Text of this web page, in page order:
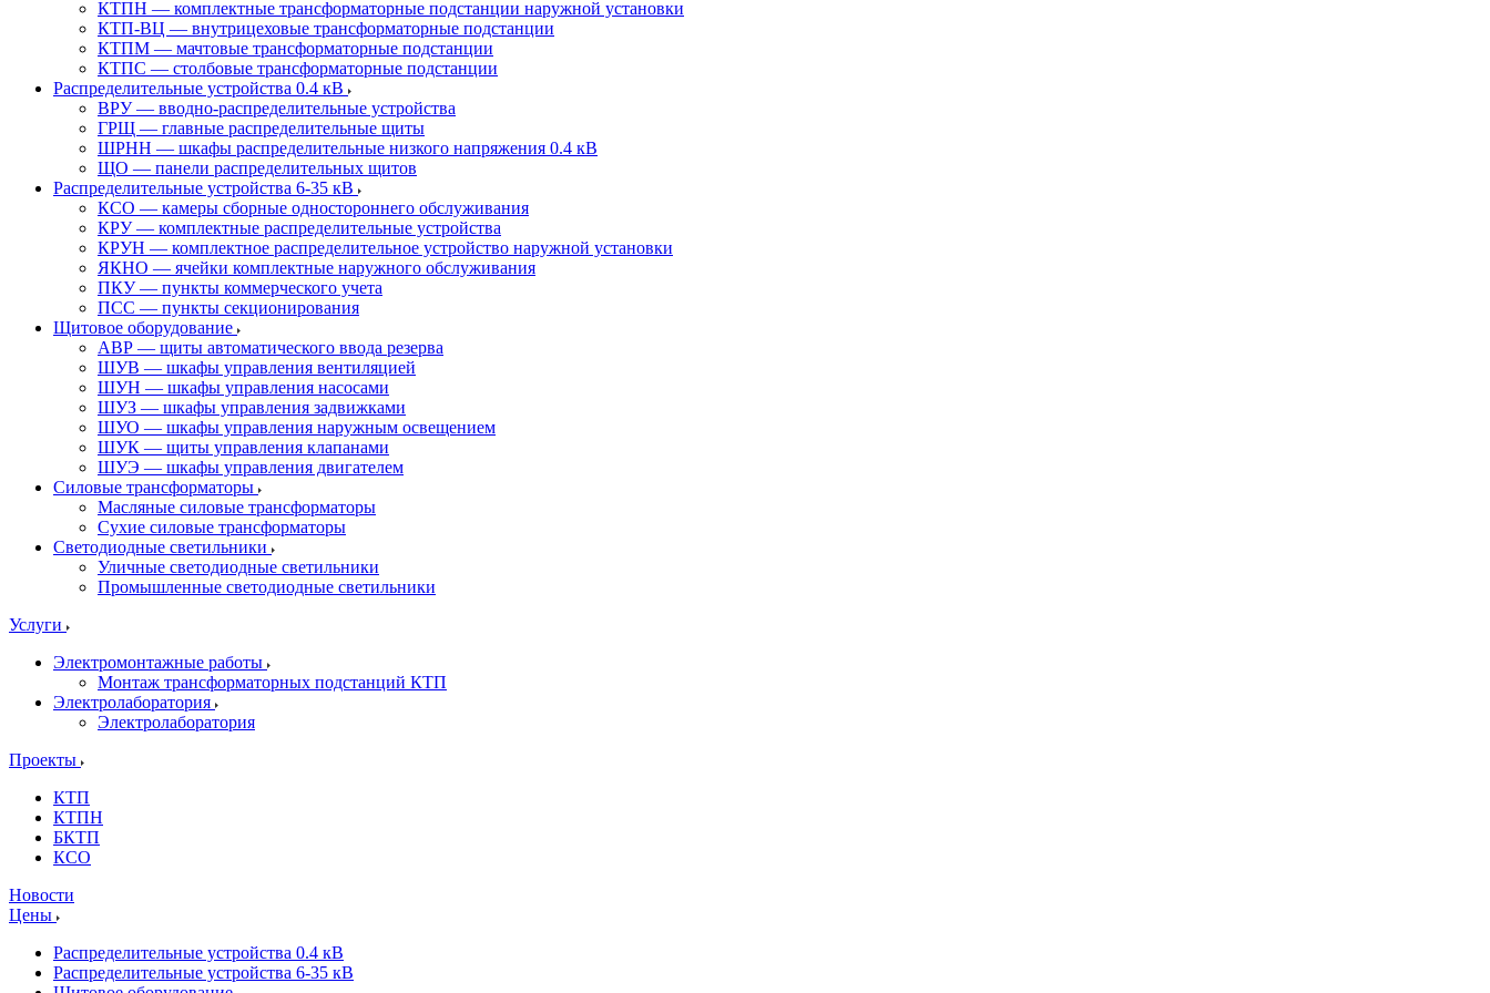
КТПН — комплектные трансформаторные подстанции наружной установки
КТП-ВЦ — внутрицеховые трансформаторные подстанции
КТПМ — мачтовые трансформаторные подстанции
КТПС — столбовые трансформаторные подстанции
Распределительные устройства 0.4 кВ
ВРУ — вводно-распределительные устройства
ГРЩ — главные распределительные щиты
ШРНН — шкафы распределительные низкого напряжения 0.4 кВ
ЩО — панели распределительных щитов
Распределительные устройства 6-35 кВ
КСО — камеры сборные одностороннего обслуживания
КРУ — комплектные распределительные устройства
КРУН — комплектное распределительное устройство наружной установки
ЯКНО — ячейки комплектные наружного обслуживания
ПКУ — пункты коммерческого учета
ПСС — пункты секционирования
Щитовое оборудование
АВР — щиты автоматического ввода резерва
ШУВ — шкафы управления вентиляцией
ШУН — шкафы управления насосами
ШУЗ — шкафы управления задвижками
ШУО — шкафы управления наружным освещением
ШУК — щиты управления клапанами
ШУЭ — шкафы управления двигателем
Силовые трансформаторы
Масляные силовые трансформаторы
Сухие силовые трансформаторы
Светодиодные светильники
Уличные светодиодные светильники
Промышленные светодиодные светильники
Услуги
Электромонтажные работы
Монтаж трансформаторных подстанций КТП
Электролаборатория
Электролаборатория
Проекты
КТП
КТПН
БКТП
КСО
Новости
Цены
Распределительные устройства 0.4 кВ
Распределительные устройства 6-35 кВ